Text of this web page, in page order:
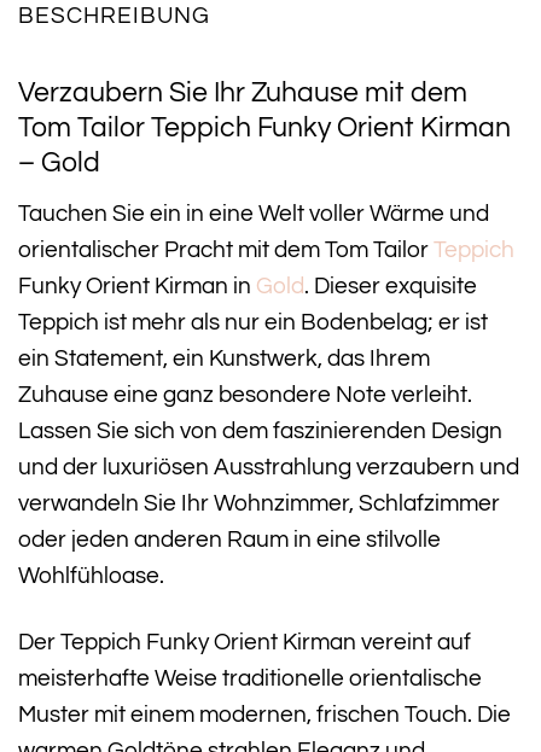
BESCHREIBUNG
Verzaubern Sie Ihr Zuhause mit dem
Tom Tailor Teppich Funky Orient Kirman
– Gold
Tauchen Sie ein in eine Welt voller Wärme und
orientalischer Pracht mit dem Tom Tailor Teppich
Funky Orient Kirman in Gold. Dieser exquisite
Teppich ist mehr als nur ein Bodenbelag; er ist
ein Statement, ein Kunstwerk, das Ihrem
Zuhause eine ganz besondere Note verleiht.
Lassen Sie sich von dem faszinierenden Design
und der luxuriösen Ausstrahlung verzaubern und
verwandeln Sie Ihr Wohnzimmer, Schlafzimmer
oder jeden anderen Raum in eine stilvolle
Wohlfühloase.
Der Teppich Funky Orient Kirman vereint auf
meisterhafte Weise traditionelle orientalische
Muster mit einem modernen, frischen Touch. Die